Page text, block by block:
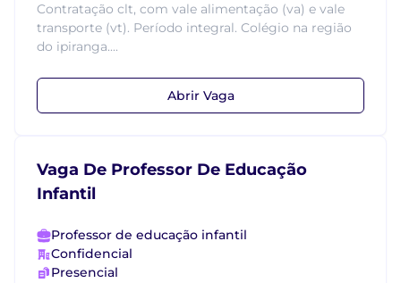
Contratação clt, com vale alimentação (va) e vale
transporte (vt). Período integral. Colégio na região
do ipiranga....
Abrir Vaga
Vaga De Professor De Educação
Infantil
Professor de educação infantil
Confidencial
Presencial